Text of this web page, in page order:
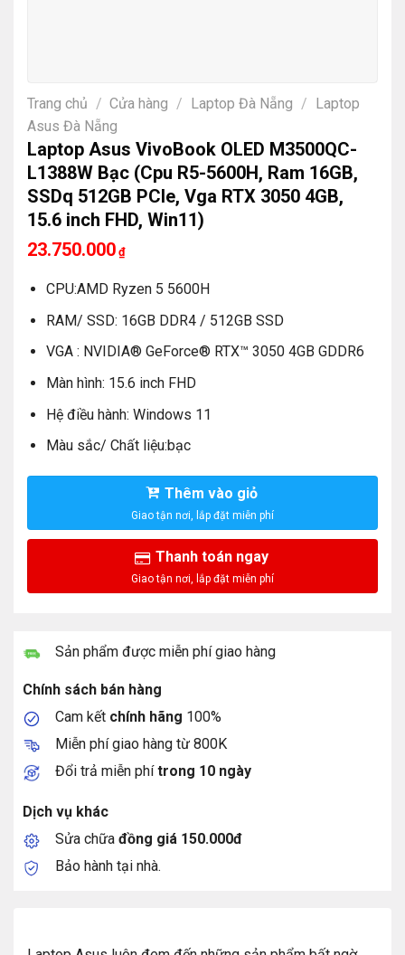
Trang chủ / Cửa hàng / Laptop Đà Nẵng /
Laptop
Asus Đà Nẵng
Laptop Asus VivoBook OLED M3500QC-
L1388W Bạc (Cpu R5-5600H, Ram 16GB,
SSDq 512GB PCle, Vga RTX 3050 4GB,
15.6 inch FHD, Win11)
23.750.000 ₫
CPU:AMD Ryzen 5 5600H
RAM/ SSD: 16GB DDR4 / 512GB SSD
VGA : NVIDIA® GeForce® RTX™ 3050 4GB GDDR6
Màn hình: 15.6 inch FHD
Hệ điều hành: Windows 11
Màu sắc/ Chất liệu:bạc
Thêm vào giỏ
Thanh toán ngay
Sản phẩm được miễn phí giao hàng
Chính sách bán hàng
Cam kết chính hãng 100%
Miễn phí giao hàng từ 800K
Đổi trả miễn phítrong 10 ngày
Dịch vụ khác
Sửa chữa đồng giá 150.000đ
Bảo hành tại nhà.